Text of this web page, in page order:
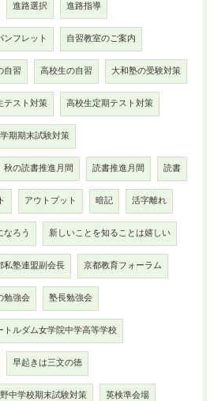
進路選択 進路指導
ンフレット 自習教室のご案内
自習 高校生の自習 大和塾の受験対策
テスト対策 高校生定期テスト対策
期期末試験対策
秋の読書推進月間 読書推進月間 読書
アウトプット 暗記 活字離れ
ろう 新しいことを知ることは嬉しい
私塾連盟副会長 京都教育フォーラム
勉強会 塾長勉強会
トルダム女学院中学高等学校
早起きは三文の徳
中学校期末試験対策 英検準会場